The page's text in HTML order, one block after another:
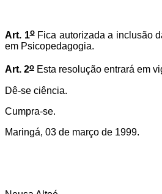
Art. 1oFica autorizada a inclusão
em Psicopedagogia.
Art. 2o Esta resolução entrará em
Dê-se ciência.
Cumpra-se.
Maringá, 03 de março de 1999.